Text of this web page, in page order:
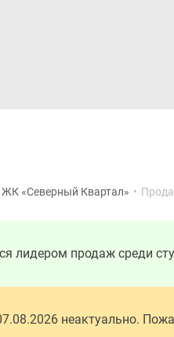
ЖК «Северный Квартал» •
лидером продаж среди
неактуально.